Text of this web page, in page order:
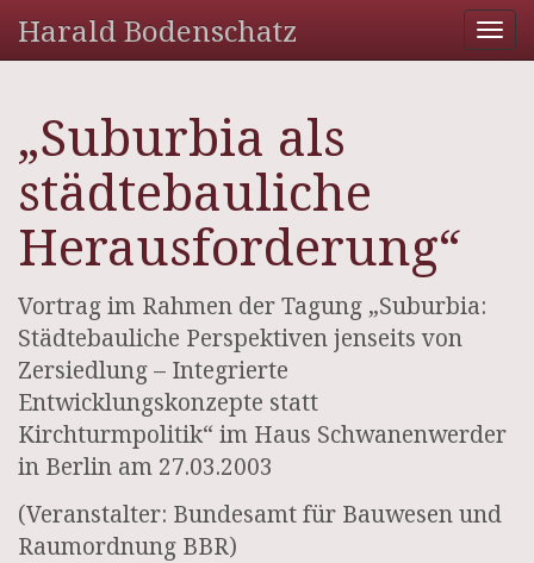
Harald Bodenschatz
„Suburbia als
städtebauliche
Herausforderung“
Vortrag im Rahmen der Tagung „Suburbia:
Städtebauliche Perspektiven jenseits von
Zersiedlung – Integrierte
Entwicklungskonzepte statt
Kirchturmpolitik“ im Haus Schwanenwerder
in Berlin am 27.03.2003
(Veranstalter: Bundesamt für Bauwesen und
Raumordnung BBR)